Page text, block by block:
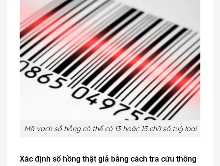
Mã vạch sổ hồng có thể có 13 hoặc 15 chữ số tuỳ loại
Xác định sổ hồng thật giả bằng cách tra cứu thông